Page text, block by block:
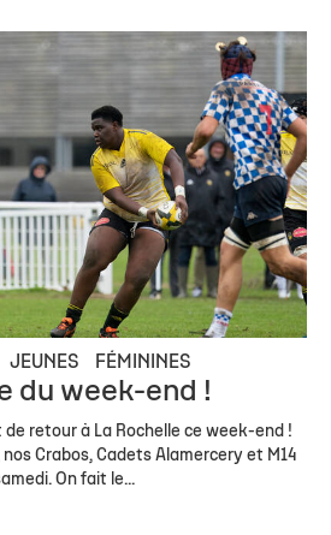
JEUNES FÉMININES
du week-end !
de retour à La Rochelle ce week-end !
nos Crabos, Cadets Alamercery et M14
On fait le...